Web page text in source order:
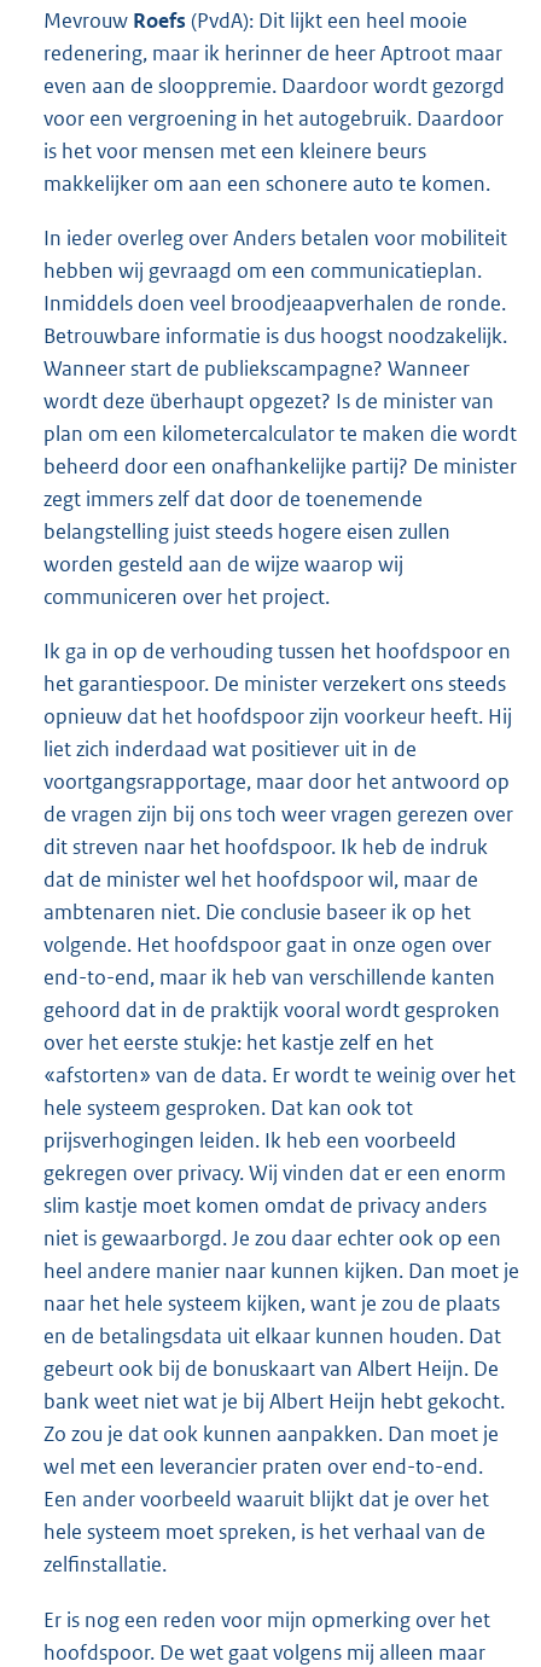
Mevrouw Roefs (PvdA): Dit lijkt een heel mooie
redenering, maar ik herinner de heer Aptroot maar
even aan de slooppremie. Daardoor wordt gezorgd
voor een vergroening in het autogebruik. Daardoor
is het voor mensen met een kleinere beurs
makkelijker om aan een schonere auto te komen.
In ieder overleg over Anders betalen voor mobiliteit
hebben wij gevraagd om een communicatieplan.
Inmiddels doen veel broodjeaapverhalen de ronde.
Betrouwbare informatie is dus hoogst noodzakelijk.
Wanneer start de publiekscampagne? Wanneer
wordt deze überhaupt opgezet? Is de minister van
plan om een kilometercalculator te maken die wordt
beheerd door een onafhankelijke partij? De minister
zegt immers zelf dat door de toenemende
belangstelling juist steeds hogere eisen zullen
worden gesteld aan de wijze waarop wij
communiceren over het project.
Ik ga in op de verhouding tussen het hoofdspoor en
het garantiespoor. De minister verzekert ons steeds
opnieuw dat het hoofdspoor zijn voorkeur heeft. Hij
liet zich inderdaad wat positiever uit in de
voortgangsrapportage, maar door het antwoord op
de vragen zijn bij ons toch weer vragen gerezen over
dit streven naar het hoofdspoor. Ik heb de indruk
dat de minister wel het hoofdspoor wil, maar de
ambtenaren niet. Die conclusie baseer ik op het
volgende. Het hoofdspoor gaat in onze ogen over
end-to-end, maar ik heb van verschillende kanten
gehoord dat in de praktijk vooral wordt gesproken
over het eerste stukje: het kastje zelf en het
«afstorten» van de data. Er wordt te weinig over het
hele systeem gesproken. Dat kan ook tot
prijsverhogingen leiden. Ik heb een voorbeeld
gekregen over privacy. Wij vinden dat er een enorm
slim kastje moet komen omdat de privacy anders
niet is gewaarborgd. Je zou daar echter ook op een
heel andere manier naar kunnen kijken. Dan moet je
naar het hele systeem kijken, want je zou de plaats
en de betalingsdata uit elkaar kunnen houden. Dat
gebeurt ook bij de bonuskaart van Albert Heijn. De
bank weet niet wat je bij Albert Heijn hebt gekocht.
Zo zou je dat ook kunnen aanpakken. Dan moet je
wel met een leverancier praten over end-to-end.
Een ander voorbeeld waaruit blijkt dat je over het
hele systeem moet spreken, is het verhaal van de
zelfinstallatie.
Er is nog een reden voor mijn opmerking over het
hoofdspoor. De wet gaat volgens mij alleen maar